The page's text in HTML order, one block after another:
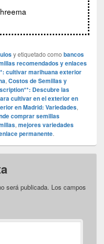
y etiquetado como bancos
recomendados y enlaces
cultivar marihuana exterior
, Costos de Semillas y
Descubre las
cultivar en el exterior en
en Madrid: Variedades,
comprar semillas
, mejores variedades
permanente.
será publicada. Los campos